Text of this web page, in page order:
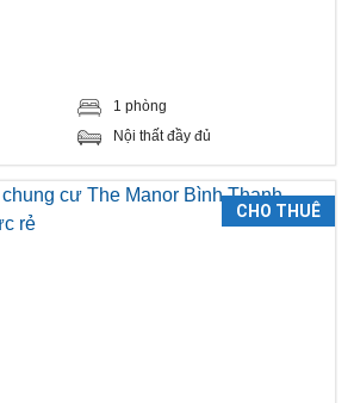
1 phòng
Nội thất đầy đủ
CHO THUÊ